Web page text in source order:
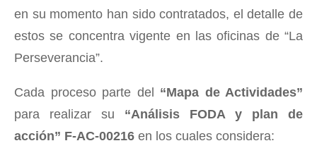
en su momento han sido contratados, el detalle de
estos se concentra vigente en las oficinas de “La
Perseverancia”.
Cada proceso parte del “Mapa de Actividades”
para realizar su “Análisis FODA y plan de
acción” F-AC-00216 en los cuales considera: